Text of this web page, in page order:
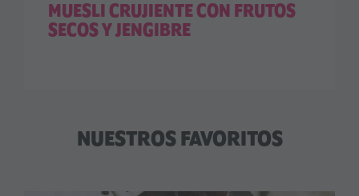
MUESLI CRUJIENTE CON FRUTOS
SECOS Y JENGIBRE
NUESTROS FAVORITOS